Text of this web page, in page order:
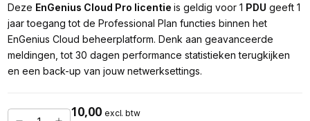
Deze EnGenius Cloud Pro licentie is geldig voor 1 PDU geeft 1
jaar toegang tot de Professional Plan functies binnen het
EnGenius Cloud beheerplatform. Denk aan geavanceerde
meldingen, tot 30 dagen performance statistieken terugkijken
en een back-up van jouw netwerksettings.
10,00 excl. btw